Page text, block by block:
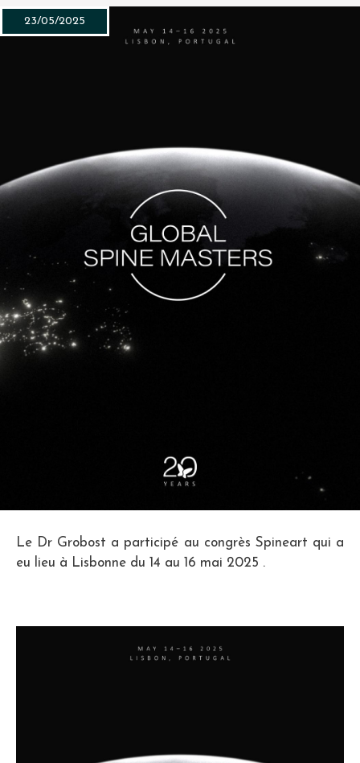
23/05/2025
Le Dr Grobost a participé au congrès Spineart qui a
eu lieu à Lisbonne du 14 au 16 mai 2025 .